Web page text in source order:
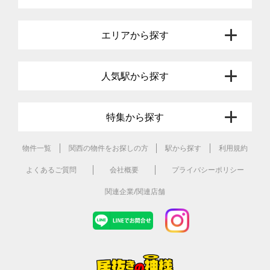
エリアから探す
人気駅から探す
特集から探す
物件一覧 関西の物件をお探しの方 駅から探す 利用規約
よくあるご質問 会社概要 プライバシーポリシー
関連企業/関連店舗